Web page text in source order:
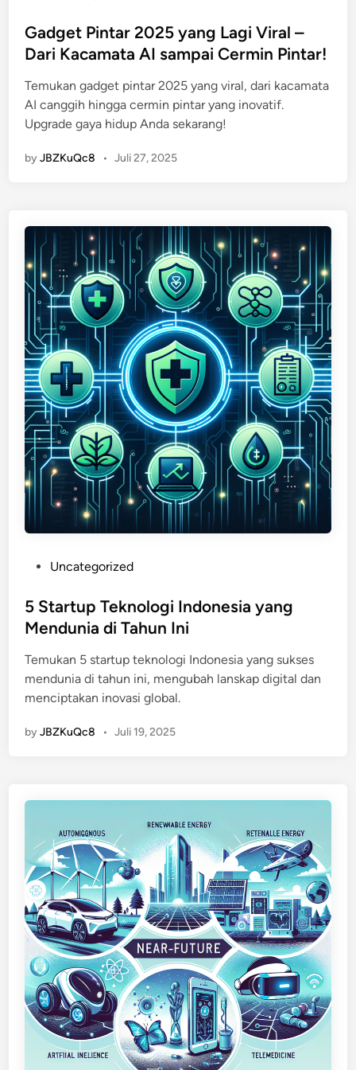
s
t
d
i
n
Gadget Pintar 2025 yang Lagi Viral –
Dari Kacamata AI sampai Cermin Pintar!
Temukan gadget pintar 2025 yang viral, dari kacamata
AI canggih hingga cermin pintar yang inovatif.
Upgrade gaya hidup Anda sekarang!
byJBZKuQc8 • Juli 27, 2025
s
t
d
i
n
Uncategorized
5 Startup Teknologi Indonesia yang
Mendunia di Tahun Ini
Temukan 5 startup teknologi Indonesia yang sukses
mendunia di tahun ini, mengubah lanskap digital dan
menciptakan inovasi global.
byJBZKuQc8 • Juli 19, 2025